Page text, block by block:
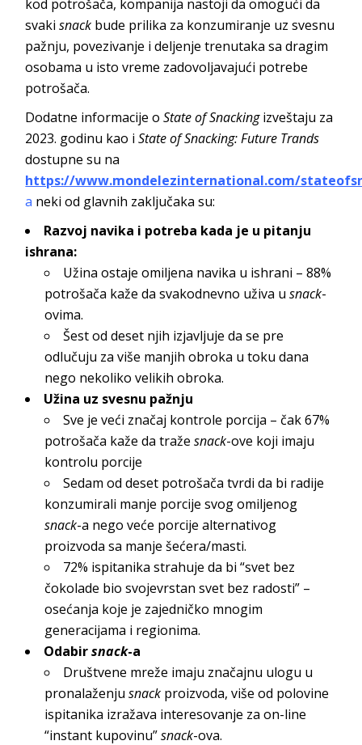
kod potrošača, kompanija nastoji da omogući da
svakisnack bude prilika za konzumiranje uz svesnu
pažnju, povezivanje i deljenje trenutaka sa dragim
osobama u isto vreme zadovoljavajući potrebe
potrošača.
Dodatne informacije oState of Snackingizveštaju za
2023. godinu kao iState of Snacking: Future Trands
dostupne su na
https://www.mondelezinternational.com/
a neki od glavnih zaključaka su:
Razvoj navika i potreba kada je u pitanju
ishrana:
Užina ostaje omiljena navika u ishrani – 88%
potrošača kaže da svakodnevno uživa usnack-
ovima.
Šest od deset njih izjavljuje da se pre
odlučuju za više manjih obroka u toku dana
nego nekoliko velikih obroka.
Užina uz svesnu pažnju
Sve je veći značaj kontrole porcija – čak 67%
potrošača kaže da tražesnack-ove koji imaju
kontrolu porcije
Sedam od deset potrošača tvrdi da bi radije
konzumirali manje porcije svog omiljenog
snack-a nego veće porcije alternativog
proizvoda sa manje šećera/masti.
72% ispitanika strahuje da bi “svet bez
čokolade bio svojevrstan svet bez radosti” –
osećanja koje je zajedničko mnogim
generacijama i regionima.
Odabirsnack-a
Društvene mreže imaju značajnu ulogu u
pronalaženjusnack proizvoda, više od polovine
ispitanika izražava interesovanje za on-line
“instant kupovinu”snack-ova.